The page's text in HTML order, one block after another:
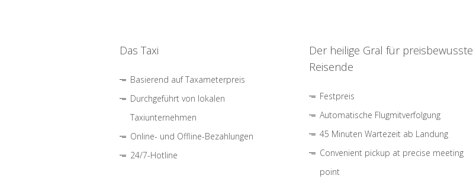
Das Taxi
Basierend auf Taxameterpreis
Durchgeführt von lokalen
Taxiunternehmen
Online- und Offline-Bezahlungen
24/7-Hotline
Der heilige Gral für preisbewusste
Reisende
Festpreis
Automatische Flugmitverfolgung
45 Minuten Wartezeit ab Landung
Convenient pickup at precise meeting
point